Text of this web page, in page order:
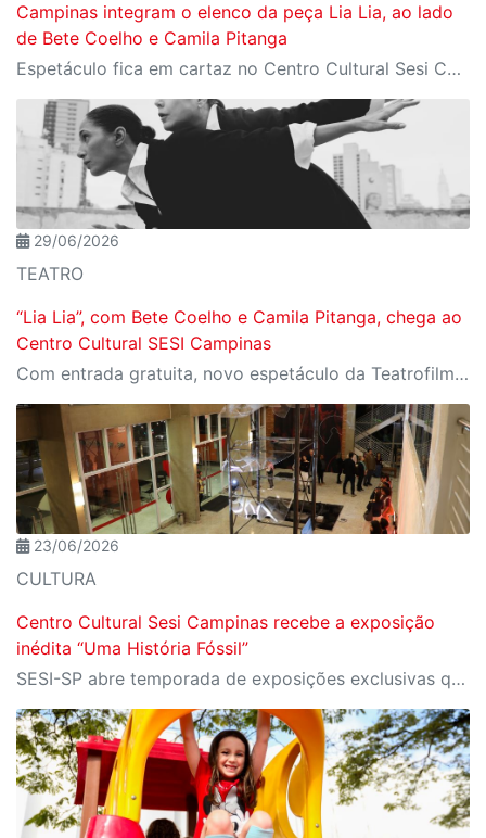
Campinas integram o elenco da peça Lia Lia, ao lado
de Bete Coelho e Camila Pitanga
Espetáculo fica em cartaz no Centro Cultural Sesi Campinas de 9 a 19 de julho, com entrada gratuita
29/06/2026
TEATRO
“Lia Lia”, com Bete Coelho e Camila Pitanga, chega ao
Centro Cultural SESI Campinas
Com entrada gratuita, novo espetáculo da Teatrofilme é uma adaptação do romance de Caetano Galindo, com direção de arte de Daniela Thomas
23/06/2026
CULTURA
Centro Cultural Sesi Campinas recebe a exposição
inédita “Uma História Fóssil”
SESI-SP abre temporada de exposições exclusivas que poderão ser vistas nos Centros Culturais do de Sorocaba, Itapetininga, Campinas, São José dos Campos, Ribeirão Preto e São José do Rio Preto